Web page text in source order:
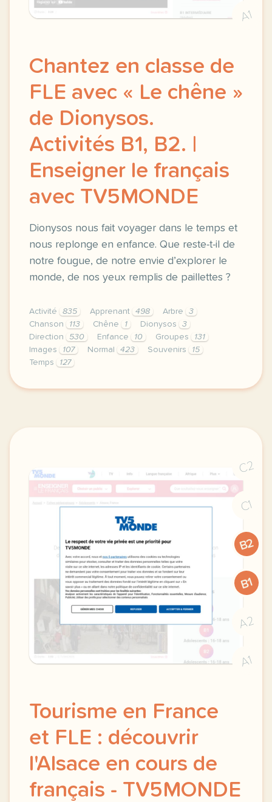
A1
Chantez en classe de
FLE avec « Le chêne »
de Dionysos.
Activités B1, B2. |
Enseigner le français
avec TV5MONDE
Dionysos nous fait voyager dans le temps et
nous replonge en enfance. Que reste-t-il de
notre fougue, de notre envie d’explorer le
monde, de nos yeux remplis de paillettes ?
Activité 835 Apprenant 498 Arbre
3
Chanson
113 Chêne 1 Dionysos
3
Direction
530 Enfance 10 Groupes
131
Images
107 Normal 423 Souvenirs
15
Temps
127
didomi host didomi components button cursor
C2
C1
B2
B1
A2
A1
Tourisme en France
et FLE : découvrir
l'Alsace en cours de
français - TV5MONDE